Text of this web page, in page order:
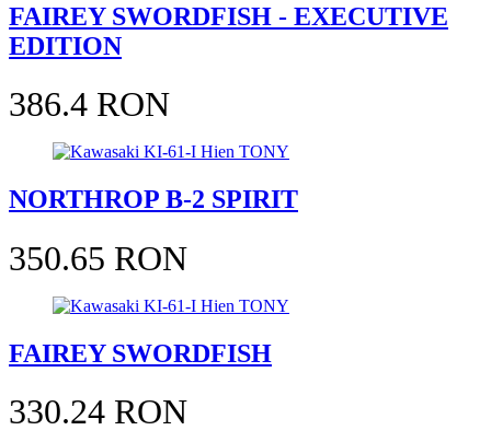
FAIREY SWORDFISH - EXECUTIVE
EDITION
386.4 RON
NORTHROP B-2 SPIRIT
350.65 RON
FAIREY SWORDFISH
330.24 RON